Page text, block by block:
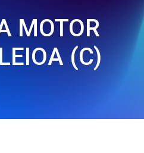
MOTOR
(C)